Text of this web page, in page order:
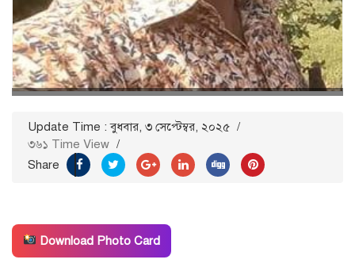
Update Time : বুধবার, ৩ সেপ্টেম্বর, ২০২৫ /
৩৬১ Time View /
Share
Download Photo Card